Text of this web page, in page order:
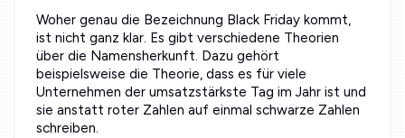
Woher genau die Bezeichnung Black Friday kommt,
ist nicht ganz klar. Es gibt verschiedene Theorien
über die Namensherkunft. Dazu gehört
beispielsweise die Theorie, dass es für viele
Unternehmen der umsatzstärkste Tag im Jahr ist und
sie anstatt roter Zahlen auf einmal schwarze Zahlen
schreiben.